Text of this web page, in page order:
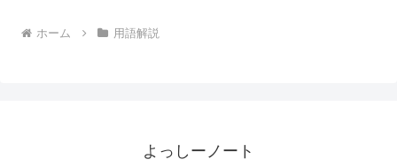
ホーム 用語解説
よっしーノート